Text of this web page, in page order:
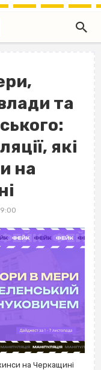
та
які
на
на Черкащині